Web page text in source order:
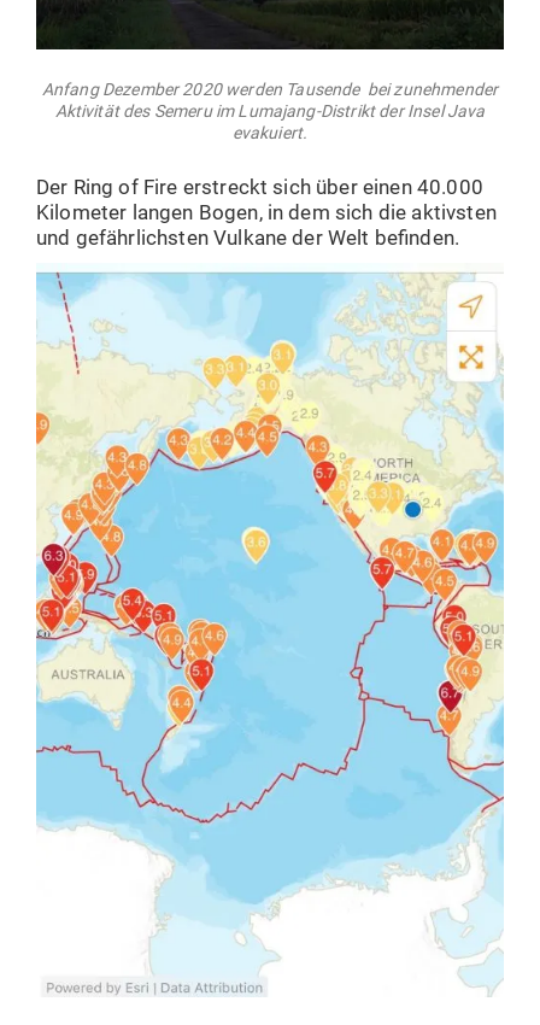
Anfang Dezember 2020 werden Tau­sende bei zuneh­mender
Akti­vität des Semeru im Lumajang-Distrikt der Insel Java
evakuiert.
Der Ring of Fire erstreckt sich über einen 40.000
Kilo­meter langen Bogen, in dem sich die aktivsten
und gefähr­lichsten Vulkane der Welt befinden.